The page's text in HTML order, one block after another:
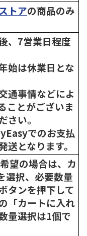
トアの商品のみ
、7営業日程度
始は休業日とな
通事情などによ
ことがございま
さい。
でのお支払
送となります。
望の場合は、カ
選択、必要数量
タンを押下して
「カートに入れ
量選択は1個で